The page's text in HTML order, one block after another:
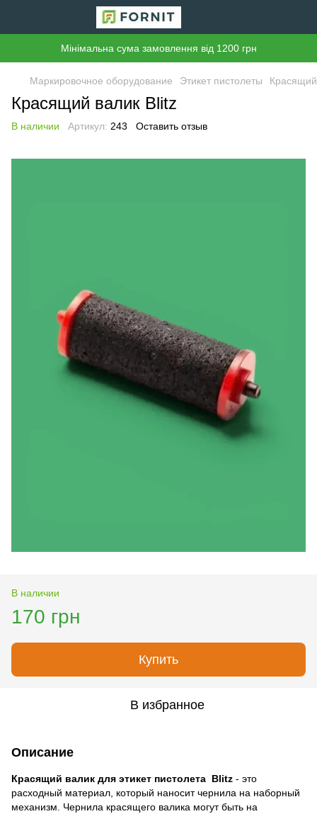
Мінімальна сума замовлення від 1200 грн
Маркировочное оборудование Этикет пистолеты
Красящий валик Blitz
В наличии Артикул: 243 Оставить отзыв
В наличии
170 грн
Купить
В избранное
Описание
Красящий валик для этикет пистолета Blitz - это
расходный материал, который наносит чернила на наборный
механизм. Чернила красящего валика могут быть на